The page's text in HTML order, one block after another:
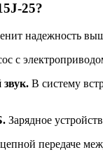
25?
надежность
с
звук. В систему
Зарядное
передаче